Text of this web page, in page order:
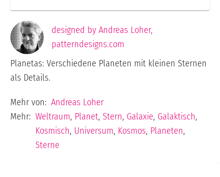
designed by Andreas Loher,
patterndesigns.com
Planetas: Verschiedene Planeten mit kleinen Sternen
als Details.
Mehr von: Andreas Loher
Mehr: Weltraum, Planet,Stern, Galaxie, Galaktisch,
Kosmisch, Universum, Kosmos, Planeten,
Sterne